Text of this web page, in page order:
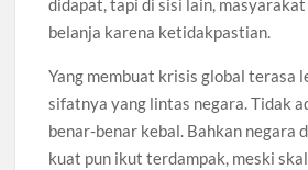
didapat, tapi di sisi lain,
belanja karena ketidakpastian.
Yang membuat krisis global terasa
sifatnya yang lintas negara. Tidak
benar-benar kebal. Bahkan negara
kuat pun ikut terdampak, meski